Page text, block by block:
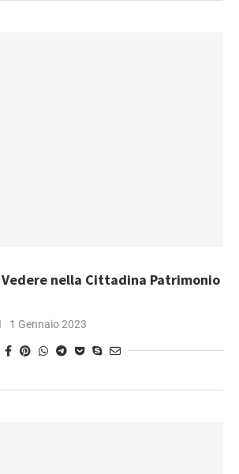
Vedere nella Cittadina Patrimonio
1 Gennaio 2023